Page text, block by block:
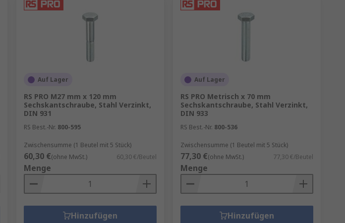
Auf Lager
RS PRO M27 mm x 120 mm
Sechskantschraube, Stahl Verzinkt,
DIN 931
RS Best.-Nr. 800-595
Zwischensumme (1 Beutel mit 5 Stück)
60,30 €(ohne MwSt.) 60,30 €/Beutel
Menge
Hinzufügen
Auf Lager
RS PRO Metrisch x 70 mm
Sechskantschraube, Stahl Verzinkt,
DIN 933
RS Best.-Nr. 800-536
Zwischensumme (1 Beutel mit 5 Stück)
77,30 €(ohne MwSt.) 77,30 €/Beutel
Menge
Hinzufügen